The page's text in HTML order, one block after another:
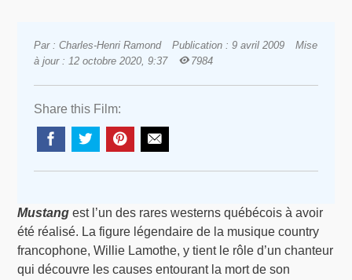
Par : Charles-Henri Ramond Publication : 9 avril 2009
Mise
à jour : 12 octobre 2020, 9:37
7984
Share this Film:
Mustang est l’un des rares westerns québécois à avoir
été réalisé. La figure légendaire de la musique country
francophone, Willie Lamothe, y tient le rôle d’un chanteur
qui découvre les causes entourant la mort de son